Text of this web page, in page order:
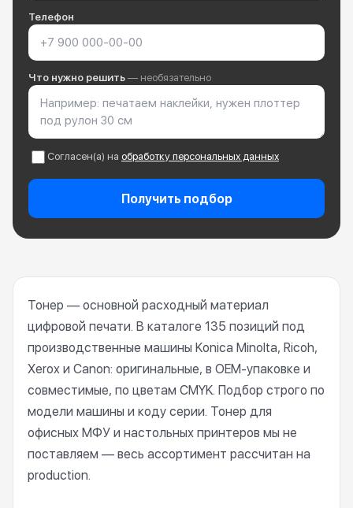
Телефон
Что нужно решить — необязательно
Согласен(а) на обработку персональных данных
Получить подбор
Тонер — основной расходный материал
цифровой печати. В каталоге 135 позиций под
производственные машины Konica Minolta, Ricoh,
Xerox и Canon: оригинальные, в OEM-упаковке и
совместимые, по цветам CMYK. Подбор строго по
модели машины и коду серии. Тонер для
офисных МФУ и настольных принтеров мы не
поставляем — весь ассортимент рассчитан на
production.